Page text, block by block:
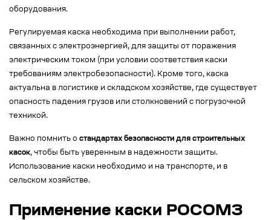
оборудования.
Регулируемая каска необходима при выполнении работ,
связанных с электроэнергией, для защиты от поражения
электрическим током (при условии соответствия каски
требованиям электробезопасности). Кроме того, каска
актуальна в логистике и складском хозяйстве, где существует
опасность падения грузов или столкновений с погрузочной
техникой.
Важно помнить о стандартах безопасности для строительных
касок, чтобы быть уверенным в надежности защиты.
Использование каски необходимо и на транспорте, и в
сельском хозяйстве.
Применение каски РОСОМЗ